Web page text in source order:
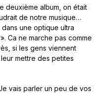
deuxième album, on était
de notre musique…
une optique ultra
Ca ne marche pas comme
si les gens viennent
mettre des petites
vais parler un peu de vos